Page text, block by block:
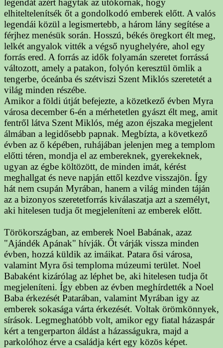
legendát azért hagytak az utókornak, hogy
elhiteltelenítsék őt a gondolkodó emberek előtt. A valós
legendái közül a legismertebb, a három lány segítése a
férjhez menésük során. Hosszú, békés öregkort élt meg,
lelkét angyalok vitték a végső nyughelyére, ahol egy
forrás ered. A forrás az idők folyamán szeretet forrássá
változott, amely a patakon, folyón keresztül ömlik a
tengerbe, óceánba és szétviszi Szent Miklós szeretetét a
világ minden részébe.
Amikor a földi útját befejezte, a közetkező évben Myra
városa december 6-én a mérhetetlen gyászt élt meg, amit
fentről látva Szent Miklós, még azon éjszaka megjelent
álmában a legidősebb papnak. Megbízta, a következő
évben az ő képében, ruhájában jelenjen meg a templom
előtti téren, mondja el az embereknek, gyerekeknek,
ugyan az égbe költözött, de minden imát, kérést
meghallgat és neve napján ettől kezdve visszajön. Így
hát nem csupán Myrában, hanem a világ minden táján
az a bizonyos szeretetforrás kiválaszatja azt a személyt,
aki hitelesen tudja őt megjeleníteni az emberek előtt.
Törökországban, az emberek Noel Babának, azaz
"Ajándék Apának" hívják. Őt várják vissza minden
évben, hozzá küldik az imáikat. Patara ősi városa,
valamint Myra ősi temploma múzeumi terület. Noel
Babaként kizárólag az léphet be, aki hitelesen tudja őt
megjeleníteni. Így ebben az évben meghírdették a Noel
Baba érkezését Patarában, valamint Myrában igy az
emberek sokasága várta érkezését. Voltak örömkönnyek,
sírások. Legmeghatóbb volt, amikor egy fiatal házaspár
kért a tengerparton áldást a házasságukra, majd a
parkolóhoz érve a családja kért egy közös képet.